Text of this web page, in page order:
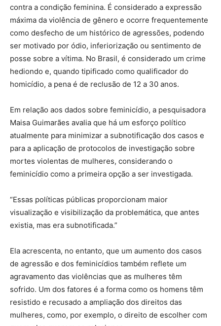
contra a condição feminina. É considerado a expressão
máxima da violência de gênero e ocorre frequentemente
como desfecho de um histórico de agressões, podendo
ser motivado por ódio, inferiorização ou sentimento de
posse sobre a vítima. No Brasil, é considerado um crime
hediondo e, quando tipificado como qualificador do
homicídio, a pena é de reclusão de 12 a 30 anos.
Em relação aos dados sobre feminicídio, a pesquisadora
Maisa Guimarães avalia que há um esforço político
atualmente para minimizar a subnotificação dos casos e
para a aplicação de protocolos de investigação sobre
mortes violentas de mulheres, considerando o
feminicídio como a primeira opção a ser investigada.
“Essas políticas públicas proporcionam maior
visualização e visibilização da problemática, que antes
existia, mas era subnotificada.”
Ela acrescenta, no entanto, que um aumento dos casos
de agressão e dos feminicídios também reflete um
agravamento das violências que as mulheres têm
sofrido. Um dos fatores é a forma como os homens têm
resistido e recusado a ampliação dos direitos das
mulheres, como, por exemplo, o direito de escolher com